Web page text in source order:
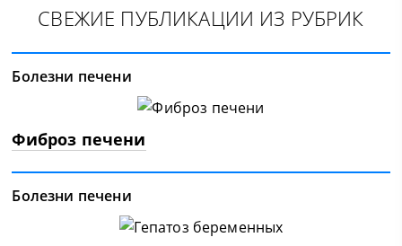
СВЕЖИЕ ПУБЛИКАЦИИ ИЗ РУБРИК
Болезни печени
Фиброз печени
Болезни печени